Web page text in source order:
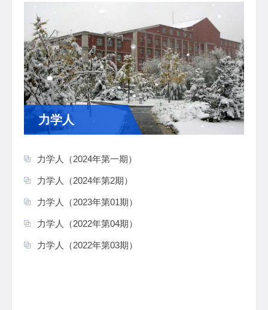
力学人
力学人（2024年第一期）
力学人（2024年第2期）
力学人（2023年第01期）
力学人（2022年第04期）
力学人（2022年第03期）